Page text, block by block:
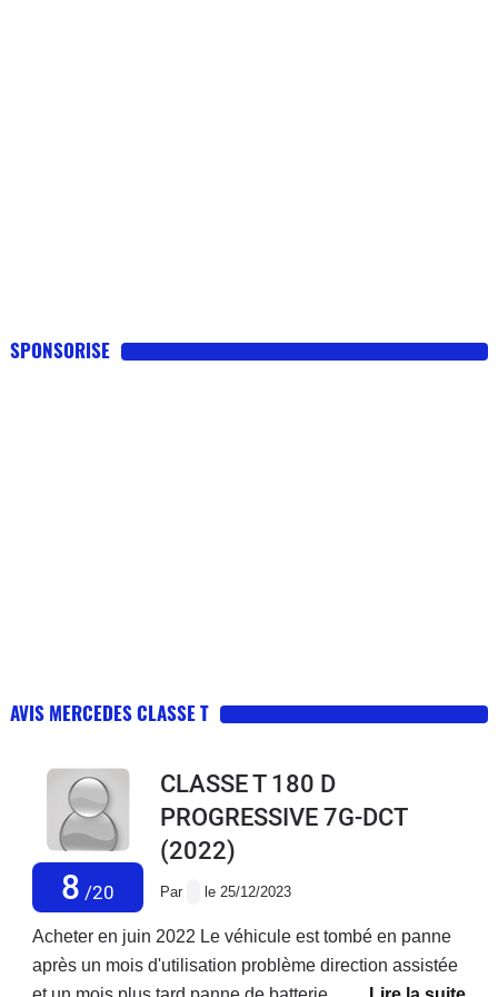
SPONSORISE
AVIS MERCEDES CLASSE T
8 /20
CLASSE T 180 D
PROGRESSIVE 7G-DCT
(2022)
Par le 25/12/2023
Acheter en juin 2022 Le véhicule est tombé en panne
après un mois d'utilisation problème direction assistée